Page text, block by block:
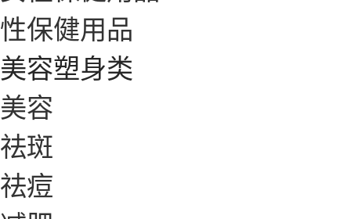
性保健用品
美容塑身类
美容
祛斑
祛痘